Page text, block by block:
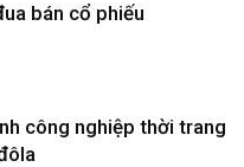
bán cổ phiếu
công nghiệp thời trang